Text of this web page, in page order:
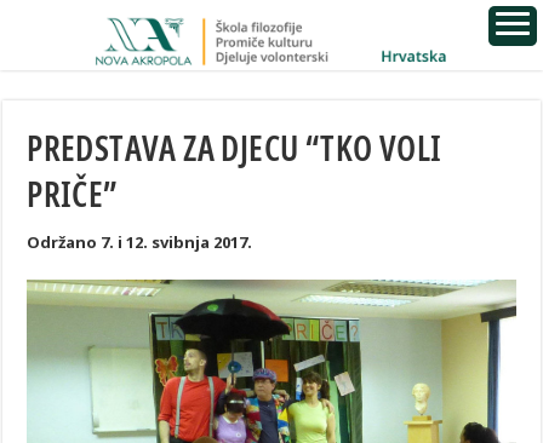
PREDSTAVA ZA DJECU “TKO VOLI
PRIČE”
Održano 7. i 12. svibnja 2017.